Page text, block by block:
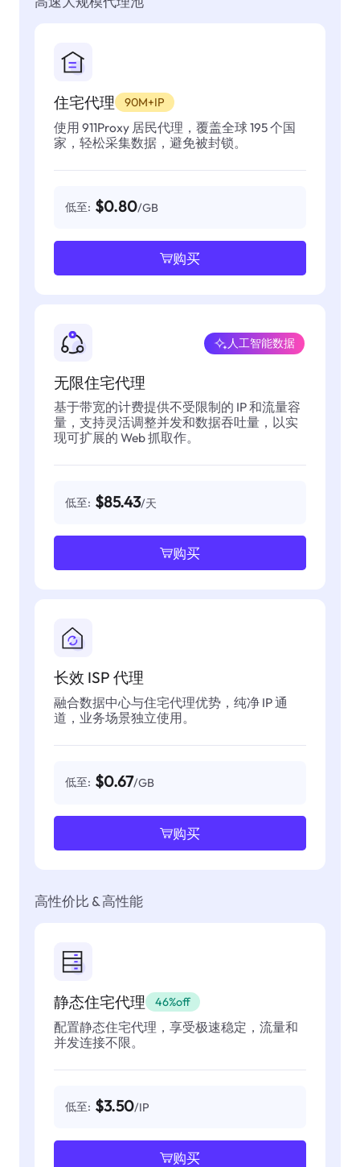
住宅代理 90M+IP
使用 911Proxy 居民代理，覆盖全球 195 个国
家，轻松采集数据，避免被封锁。
低至: $0.80/GB
购买
无限住宅代理
人工智能数据
基于带宽的计费提供不受限制的 IP 和流量容
量，支持灵活调整并发和数据吞吐量，以实
现可扩展的 Web 抓取作。
低至: $85.43/天
购买
长效 ISP 代理
融合数据中心与住宅代理优势，纯净 IP 通
道，业务场景独立使用。
低至: $0.67/GB
购买
高性价比 & 高性能
静态住宅代理 46%off
配置静态住宅代理，享受极速稳定，流量和
并发连接不限。
低至: $3.50/IP
购买